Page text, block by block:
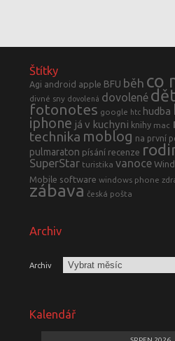
Štítky
Agi android apple BFU běh co
divné sny dovolená dovolené
fotonotes google htc hudba
iphone já v kuchyni knihy mac
technika moblog na první
pulmaraton písání recenze
SuperStar turistika vanoce
Mobile software windows phone
zábava česká pošta
Archiv
Archiv
Kalendář